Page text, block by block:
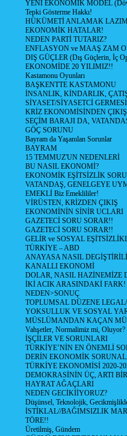
YENİ EKONOMİK MODEL
Tepki Gösterme Hakkı!
HÜKÜMETİ ANLAMAK
EKONOMİK HATALAR!
NEDEN PARTİ TUTARIZ?
ENFLASYON ve MAAŞ ZAM
DIŞ GÜÇLER (Dış Güçlerin, İç
EKONOMİDE 20 YILIMIZ!!
Kastamonu Oyunları
BAŞKENTTE KASTAMONU
İNSANLIK, KİNDARLIK,
SİYASET/SİYASETCİ
KRİZ EKONOMİSİNDEN ÇIKIŞ
SEÇİM BARAJI DA,
GÖÇ SORUNU
Bayram da Yaşanılan Sorunlar
BAYRAM
15 TEMMUZ'UN NEDENLERİ
BU NASIL EKONOMİ?
EKONOMİK EŞİTSİZLİK
VATANDAŞ, GENELGEYE
EMEKLİ Biz Emeklililer!
VİRÜSTEN, KRİZDEN ÇIKIŞ
EKONOMİNİN SİNİR UCLARI
GAZETECİ SORU SORAR!!
GAZETECİ SORU SORAR!!
GELİR ve SOSYAL
TÜRKİYE – ABD
ANAYASA NASIL
KANALLI EKONOMİ
DOLAR, NASIL HAZİNEMİZE
İKİ ACIK ARASINDAKİ FARK!
NEDEN>SONUÇ
TOPLUMSAL DÜZENE
YOKSULLUK VE SOSYAL
MÜSLÜMANDAN KAÇAN
Vahşetler, Normalimiz mi, Oluyor?
İŞÇİLER VE SORUNLARI
TÜRKİYE’NİN EN ÖNEMLİ
DERİN EKONOMİK
TÜRKİYE EKONOMİSİ 2020-
DEMOKRASİNİN ÜÇ, ARTI
HAYRAT AĞAÇLARI
NEDEN GECİKİİYORUZ?
Düşünsel, Teknolojik,
İSTİKLAL//BAĞIMSIZLIK
TÖRE!!
Üretilmiş, Gündem